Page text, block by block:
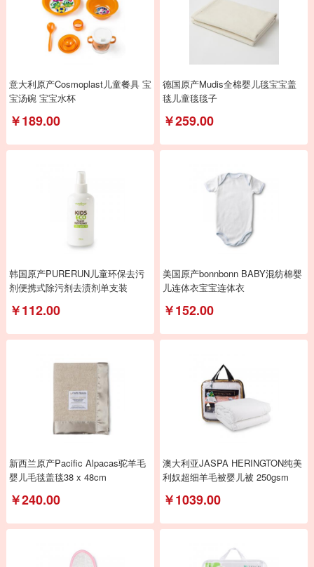
意大利原产Cosmoplast儿童餐具 宝
宝汤碗 宝宝水杯
￥189.00
德国原产Mudis全棉婴儿毯宝宝盖
毯儿童毯毯子
￥259.00
韩国原产PURERUN儿童环保去污
剂便携式除污剂去渍剂单支装
￥112.00
美国原产bonnbonn BABY混纺棉婴
儿连体衣宝宝连体衣
￥152.00
新西兰原产Pacific Alpacas驼羊毛
婴儿毛毯盖毯38 x 48cm
￥240.00
澳大利亚JASPA HERINGTON纯美
利奴超细羊毛被婴儿被 250gsm
￥1039.00